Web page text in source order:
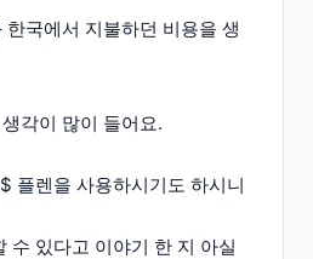
국에서 지불하던 비용을 생
각이 많이 들어요.
플렌을 사용하시기도 하시니
수 있다고 이야기 한 지 아실